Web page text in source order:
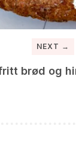
NEXT →
brød og